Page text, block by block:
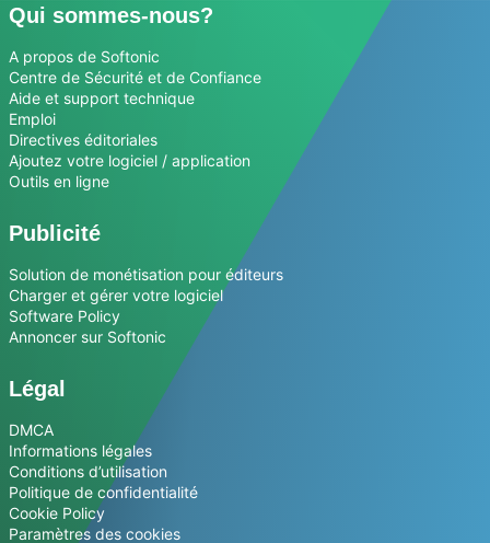
Qui sommes-nous?
A propos de Softonic
Centre de Sécurité et de Confiance
Aide et support technique
Emploi
Directives éditoriales
Ajoutez votre logiciel / application
Outils en ligne
Publicité
Solution de monétisation pour éditeurs
Charger et gérer votre logiciel
Software Policy
Annoncer sur Softonic
Légal
DMCA
Informations légales
Conditions d’utilisation
Politique de confidentialité
Cookie Policy
Paramètres des cookies